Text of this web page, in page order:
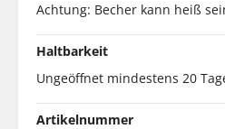
Achtung: Becher kann heiß
Haltbarkeit
Ungeöffnet mindestens 20
Artikelnummer